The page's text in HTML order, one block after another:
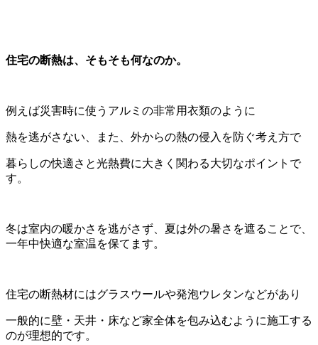
住宅の断熱は、そもそも何なのか。
例えば災害時に使うアルミの非常用衣類のように
熱を逃がさない、また、外からの熱の侵入を防ぐ考え方で
暮らしの快適さと光熱費に大きく関わる大切なポイントで
す。
冬は室内の暖かさを逃がさず、夏は外の暑さを遮ることで、
一年中快適な室温を保てます。
住宅の断熱材にはグラスウールや発泡ウレタンなどがあり
一般的に壁・天井・床など家全体を包み込むように施工する
のが理想的です。